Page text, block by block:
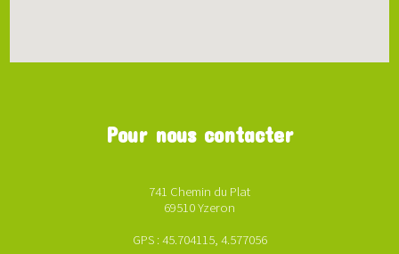
Pour nous contacter
741 Chemin du Plat
69510 Yzeron
GPS : 45.704115, 4.577056